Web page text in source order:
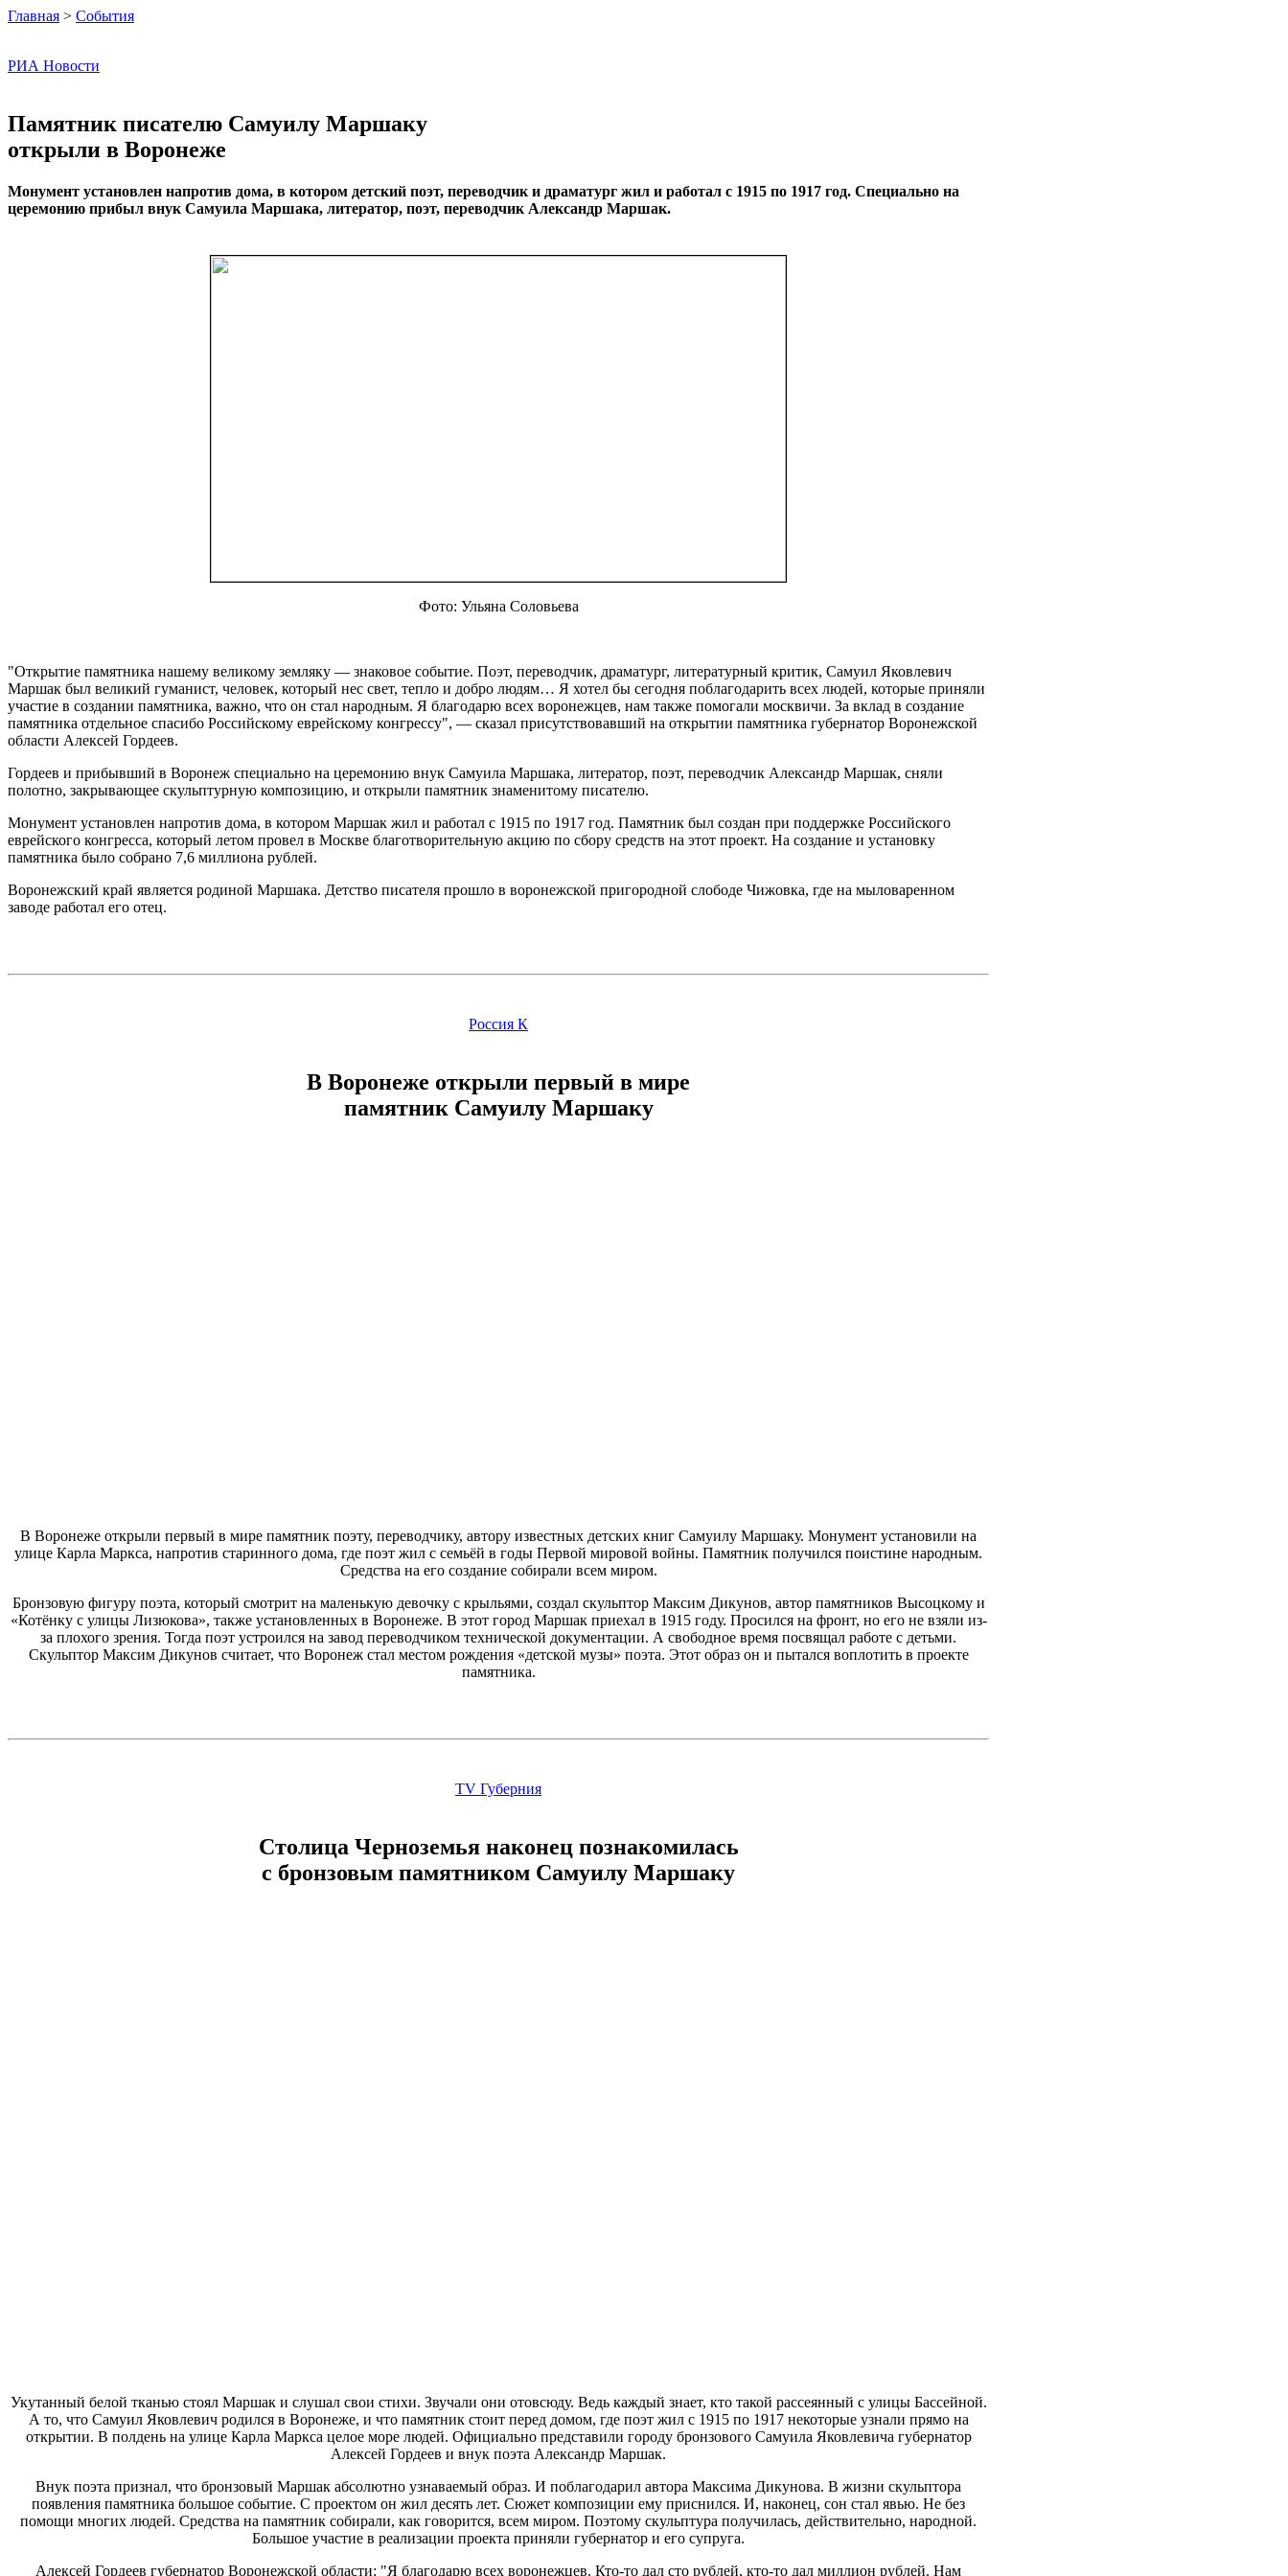
Главная > События
РИА Новости
Памятник писателю Самуилу Маршаку
открыли в Воронеже
Монумент установлен напротив дома, в котором детский поэт, переводчик и драматург жил и работал с 1915 по 1917 год. Специально на
церемонию прибыл внук Самуила Маршака, литератор, поэт, переводчик Александр Маршак.
Фото: Ульяна Соловьева
"Открытие памятника нашему великому земляку — знаковое событие. Поэт, переводчик, драматург, литературный критик, Самуил Яковлевич
Маршак был великий гуманист, человек, который нес свет, тепло и добро людям… Я хотел бы сегодня поблагодарить всех людей, которые приняли
участие в создании памятника, важно, что он стал народным. Я благодарю всех воронежцев, нам также помогали москвичи. За вклад в создание
памятника отдельное спасибо Российскому еврейскому конгрессу", — сказал присутствовавший на открытии памятника губернатор Воронежской
области Алексей Гордеев.
Гордеев и прибывший в Воронеж специально на церемонию внук Самуила Маршака, литератор, поэт, переводчик Александр Маршак, сняли
полотно, закрывающее скульптурную композицию, и открыли памятник знаменитому писателю.
Монумент установлен напротив дома, в котором Маршак жил и работал с 1915 по 1917 год. Памятник был создан при поддержке Российского
еврейского конгресса, который летом провел в Москве благотворительную акцию по сбору средств на этот проект. На создание и установку
памятника было собрано 7,6 миллиона рублей.
Воронежский край является родиной Маршака. Детство писателя прошло в воронежской пригородной слободе Чижовка, где на мыловаренном
заводе работал его отец.
Россия К
В Воронеже открыли первый в мире
памятник Самуилу Маршаку
В Воронеже открыли первый в мире памятник поэту, переводчику, автору известных детских книг Самуилу Маршаку. Монумент установили на
улице Карла Маркса, напротив старинного дома, где поэт жил с семьёй в годы Первой мировой войны. Памятник получился поистине народным.
Средства на его создание собирали всем миром.
Бронзовую фигуру поэта, который смотрит на маленькую девочку с крыльями, создал скульптор Максим Дикунов, автор памятников Высоцкому и
«Котёнку с улицы Лизюкова», также установленных в Воронеже. В этот город Маршак приехал в 1915 году. Просился на фронт, но его не взяли из-
за плохого зрения. Тогда поэт устроился на завод переводчиком технической документации. А свободное время посвящал работе с детьми.
Скульптор Максим Дикунов считает, что Воронеж стал местом рождения «детской музы» поэта. Этот образ он и пытался воплотить в проекте
памятника.
TV Губерния
Столица Черноземья наконец познакомилась
с бронзовым памятником Самуилу Маршаку
Укутанный белой тканью стоял Маршак и слушал свои стихи. Звучали они отовсюду. Ведь каждый знает, кто такой рассеянный с улицы Бассейной.
А то, что Самуил Яковлевич родился в Воронеже, и что памятник стоит перед домом, где поэт жил с 1915 по 1917 некоторые узнали прямо на
открытии. В полдень на улице Карла Маркса целое море людей. Официально представили городу бронзового Самуила Яковлевича губернатор
Алексей Гордеев и внук поэта Александр Маршак.
Внук поэта признал, что бронзовый Маршак абсолютно узнаваемый образ. И поблагодарил автора Максима Дикунова. В жизни скульптора
появления памятника большое событие. С проектом он жил десять лет. Сюжет композиции ему приснился. И, наконец, сон стал явью. Не без
помощи многих людей. Средства на памятник собирали, как говорится, всем миром. Поэтому скульптура получилась, действительно, народной.
Большое участие в реализации проекта приняли губернатор и его супруга.
Алексей Гордеев губернатор Воронежской области: "Я благодарю всех воронежцев. Кто-то дал сто рублей, кто-то дал миллион рублей. Нам